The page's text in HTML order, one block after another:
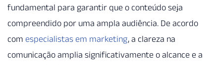
fundamental para garantir que o conteúdo seja
compreendido por uma ampla audiência. De acordo
com especialistas em marketing, a clareza na
comunicação amplia significativamente o alcance e a